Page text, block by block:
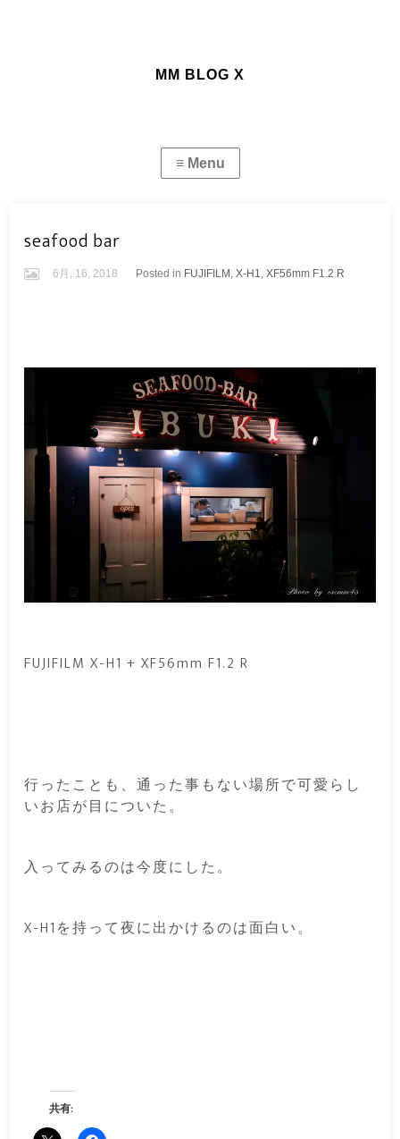
MM BLOG X
seafood bar
6月, 16, 2018 Posted in FUJIFILM ,X-H1,XF56mm F1.2 R
FUJIFILM X-H1 + XF56mm F1.2 R
行ったことも、通った事もない場所で可愛らし
いお店が目についた。
入ってみるのは今度にした。
X-H1を持って夜に出かけるのは面白い。
共有: